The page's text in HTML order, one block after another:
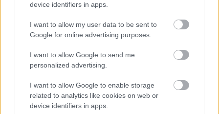
device identifiers in apps.
I want to allow my user data to be sent to
Google for online advertising purposes.
I want to allow Google to send me
personalized advertising.
I want to allow Google to enable storage
related to analytics like cookies on web or
device identifiers in apps.
Οι πλουσιότεροι ιδιοκτήτες ομάδων παγκοσμίως:
Πάνω από τον Φλορεντίνο Πέρεθ ο Βαγγέλης
Μαρινάκης
Ολυμπιακός: Ο φορ Ουγκάλντε, τα φαβορί στα χαφ
(Κάσερες, Καντιού) και ο Τικνιζιάν για αριστερά